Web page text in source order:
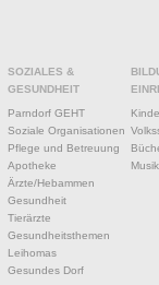
SOZIALES &
GESUNDHEIT
Parndorf GEHT
Soziale Organisationen
Pflege und Betreuung
Apotheke
Ärzte/Hebammen
Gesundheit
Tierärzte
Gesundheitsthemen
Leihomas
Gesundes Dorf